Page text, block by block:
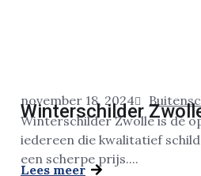
november 18, 2024
Winterschilder
Winterschilder Zwolle is dé
iedereen die kwalitatief
een scherpe prijs....
Lees meer